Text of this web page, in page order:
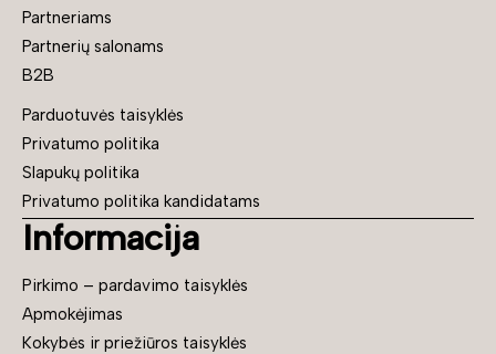
Partneriams
Partnerių salonams
B2B
Parduotuvės taisyklės
Privatumo politika
Slapukų politika
Privatumo politika kandidatams
Informacija
Pirkimo – pardavimo taisyklės
Apmokėjimas
Kokybės ir priežiūros taisyklės